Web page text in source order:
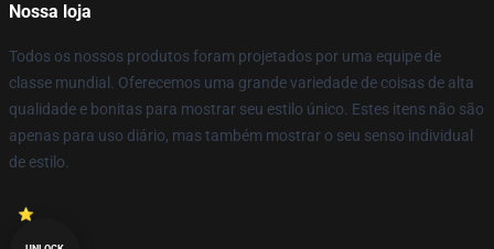
Nossa loja
Todos os nossos produtos foram projetados por uma equipe de
classe mundial. Oferecemos uma grande variedade de coisas de alta
qualidade e bonitas para mostrar seu estilo único. Estes itens não são
apenas para uso diário, mas também mostrar o seu senso individual
de estilo.